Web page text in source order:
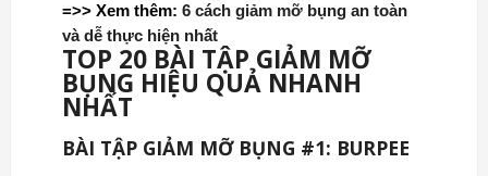
=>> Xem thêm: 6 cách giảm mỡ bụng an toàn
và dễ thực hiện nhất
TOP 20 BÀI TẬP GIẢM MỠ
BỤNG HIỆU QUẢ NHANH
NHẤT
BÀI TẬP GIẢM MỠ BỤNG #1: BURPEE